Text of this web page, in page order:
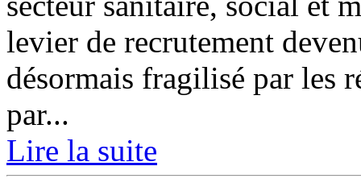
levier de recrutement
désormais fragilisé par les
par...
Lire la suite